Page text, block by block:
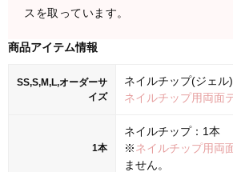
スを取っています。
商品アイテム情報
SS,S,M,L,オーダーサ
イズ
ネイルチップ(ジェ
ネイルチップ用両面
1本
ネイルチップ：1本
※ネイルチップ用両
ません。